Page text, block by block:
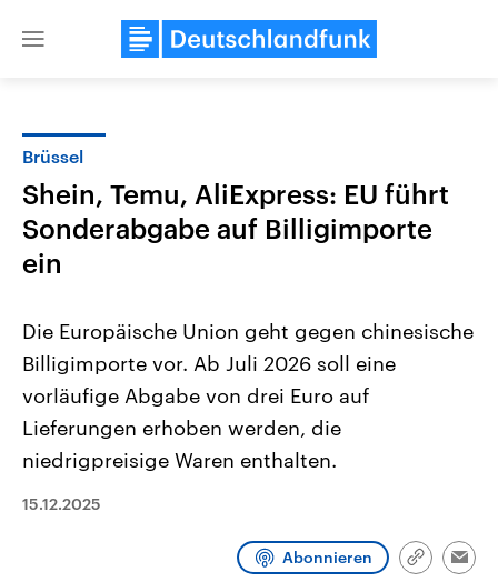
Close
Landtagswahl Sachsen-Anhalt
2026
Alle Informationen
Sachsen-Anhalt wählt am 6.
September 2026 einen neuen
Landtag. Seit 2021 wird das
CDU, SPD und FDP regiert.-
Wahlprogramme, aktuelle Berichte
und Hintergründe zu den Parteien
USA
Aktuelle Beiträge,
Hintergründe
Wirtschaftlich und
gehören die Vereinigten
Programm Podcasts
Brüssel
Shein, Temu, AliExpress: EU führt
Sonderabgabe auf Billigimporte
ein
Die Europäische Union geht gegen chinesische
Billigimporte vor. Ab Juli 2026 soll eine
vorläufige Abgabe von drei Euro auf
Lieferungen erhoben werden, die
niedrigpreisige Waren enthalten.
15.12.2025
Abonnieren
Link